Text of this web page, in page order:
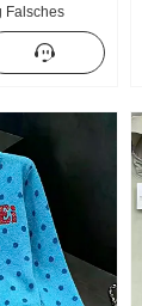
Falsches
Damen